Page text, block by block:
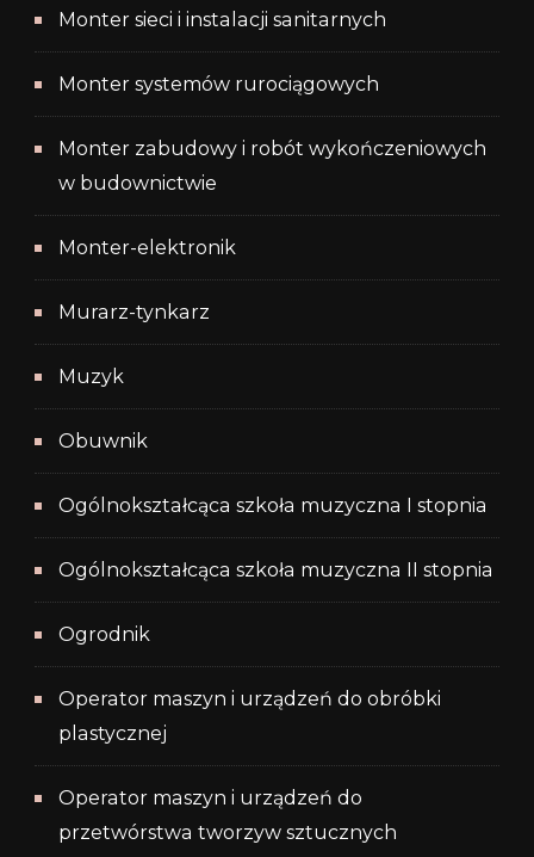
Monter sieci i instalacji sanitarnych
Monter systemów rurociągowych
Monter zabudowy i robót wykończeniowych
w budownictwie
Monter-elektronik
Murarz-tynkarz
Muzyk
Obuwnik
Ogólnokształcąca szkoła muzyczna I stopnia
Ogólnokształcąca szkoła muzyczna II stopnia
Ogrodnik
Operator maszyn i urządzeń do obróbki
plastycznej
Operator maszyn i urządzeń do
przetwórstwa tworzyw sztucznych